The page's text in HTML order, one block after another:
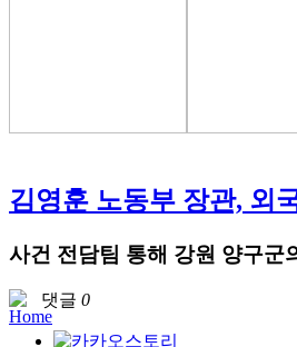
김영훈 노동부 장관, 외
사건 전담팀 통해 강원 양구군
댓글 0